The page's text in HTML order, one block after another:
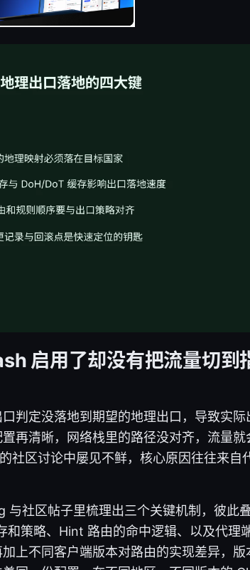
启用了却没有把流量切到
判定没落地到期望的地理出口，导致实
再清晰，网络栈里的路径没对齐，流量
社区讨论中屡见不鲜，核心原因往往来自
与社区帖子里梳理出三个关键机制，彼此
和策略、Hint 路由的命中逻辑、以及代理
上不同客户端版本对路由的实现差异，